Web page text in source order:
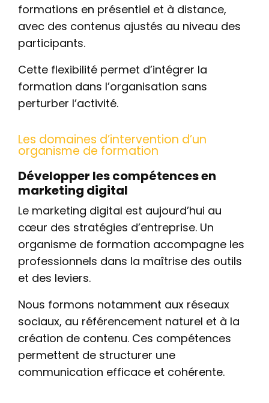
formations en présentiel et à distance,
avec des contenus ajustés au niveau des
participants.
Cette flexibilité permet d’intégrer la
formation dans l’organisation sans
perturber l’activité.
Les domaines d’intervention d’un
organisme de formation
Développer les compétences en
marketing digital
Le marketing digital est aujourd’hui au
cœur des stratégies d’entreprise. Un
organisme de formation accompagne les
professionnels dans la maîtrise des outils
et des leviers.
Nous formons notamment aux réseaux
sociaux, au référencement naturel et à la
création de contenu. Ces compétences
permettent de structurer une
communication efficace et cohérente.